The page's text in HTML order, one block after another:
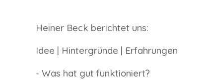
Heiner Beck berichtet uns:
Idee | Hintergründe | Erfahrungen
- Was hat gut funktioniert?